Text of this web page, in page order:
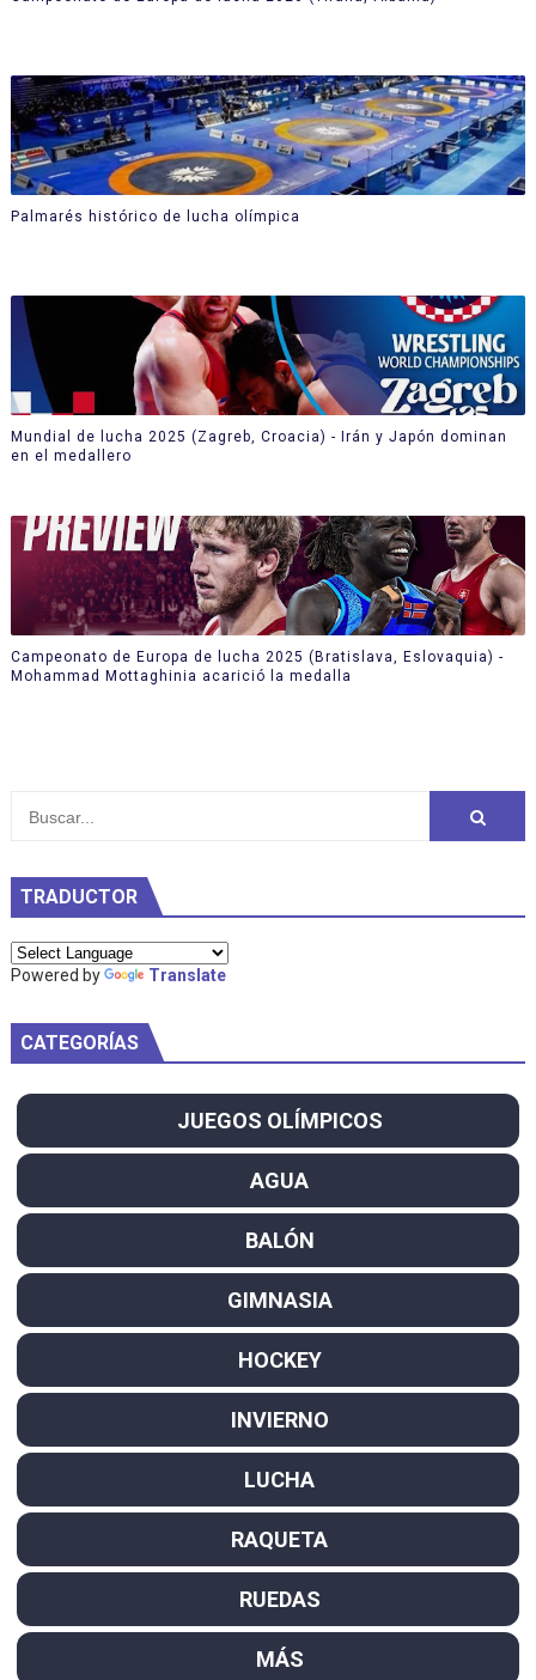
Palmarés histórico de lucha olímpica
Mundial de lucha 2025 (Zagreb, Croacia) - Irán y Japón dominan
en el medallero
Campeonato de Europa de lucha 2025 (Bratislava, Eslovaquia) -
Mohammad Mottaghinia acarició la medalla
TRADUCTOR
Powered by Translate
CATEGORÍAS
JUEGOS OLÍMPICOS
AGUA
BALÓN
GIMNASIA
HOCKEY
INVIERNO
LUCHA
RAQUETA
RUEDAS
MÁS